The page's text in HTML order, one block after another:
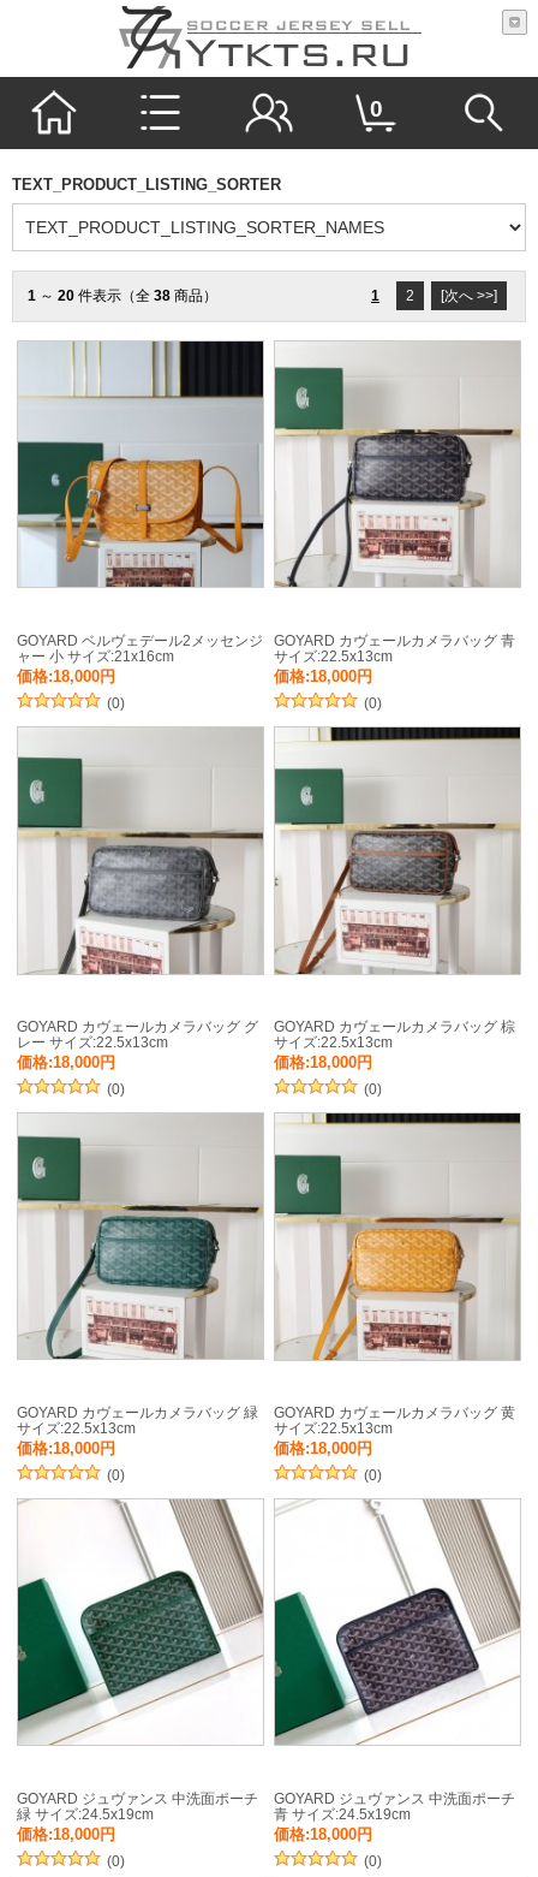
0
TEXT_PRODUCT_LISTING_SORTER
1 ～ 20 件表示（全 38 商品） 1 2 [次へ >>]
GOYARD ベルヴェデール2メッセンジ
ャー 小 サイズ:21x16cm
価格:18,000円
(0)
GOYARD カヴェールカメラバッグ 青
サイズ:22.5x13cm
価格:18,000円
(0)
GOYARD カヴェールカメラバッグ グ
レー サイズ:22.5x13cm
価格:18,000円
(0)
GOYARD カヴェールカメラバッグ 棕
サイズ:22.5x13cm
価格:18,000円
(0)
GOYARD カヴェールカメラバッグ 緑
サイズ:22.5x13cm
価格:18,000円
(0)
GOYARD カヴェールカメラバッグ 黄
サイズ:22.5x13cm
価格:18,000円
(0)
GOYARD ジュヴァンス 中洗面ポーチ
緑 サイズ:24.5x19cm
価格:18,000円
(0)
GOYARD ジュヴァンス 中洗面ポーチ
青 サイズ:24.5x19cm
価格:18,000円
(0)